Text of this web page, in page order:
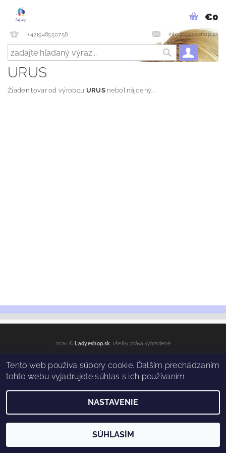
+421948550758 info@ladyeshop.sk
€0
URUS
Žiaden tovar od výrobcu URUSnebol nájdený....
2026 © Ladyeshop.sk , všetky práva vyhradené
Vytvoril Shoptet
Tento web používa súbory cookie. Ďalším prechádzaním
tohto webu vyjadrujete súhlas s ich používaním.
NASTAVENIE
SÚHLASÍM